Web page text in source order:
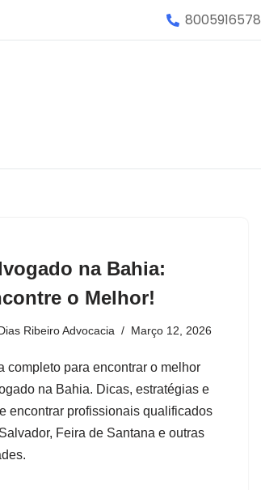
8005916578
na Bahia:
o Melhor!
Ribeiro Advocacia Março 12, 2026
completo para encontrar o melhor
na Bahia. Dicas, estratégias e
encontrar profissionais qualificados
Feira de Santana e outras